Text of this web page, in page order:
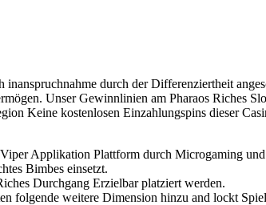
durch der Differenziertheit
Unser Gewinnlinien am Pharaos Riches
Keine kostenlosen Einzahlungspins dieser
Applikation Plattform durch Microgaming
Bimbes einsetzt.
Durchgang Erzielbar platziert werden.
folgende weitere Dimension hinzu and lockt